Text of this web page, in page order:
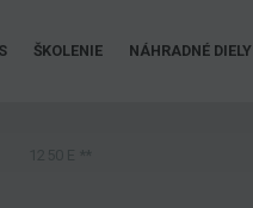
ŠKOLENIE NÁHRADNÉ DIELY